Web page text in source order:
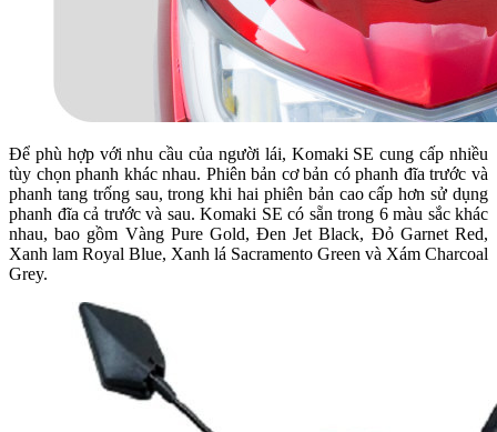
Để phù hợp với nhu cầu của người lái, Komaki SE cung cấp nhiều
tùy chọn phanh khác nhau. Phiên bản cơ bản có phanh đĩa trước và
phanh tang trống sau, trong khi hai phiên bản cao cấp hơn sử dụng
phanh đĩa cả trước và sau. Komaki SE có sẵn trong 6 màu sắc khác
nhau, bao gồm Vàng Pure Gold, Đen Jet Black, Đỏ Garnet Red,
Xanh lam Royal Blue, Xanh lá Sacramento Green và Xám Charcoal
Grey.